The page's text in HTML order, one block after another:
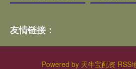
友情链接：
Powered by 天牛宝配资 RSS